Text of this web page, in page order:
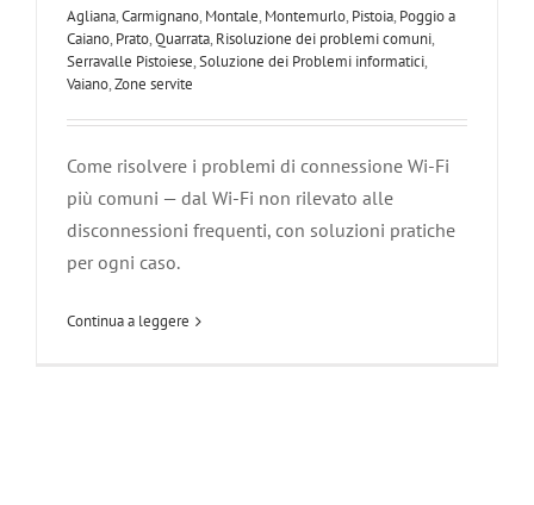
Agliana,Carmignano, Montale, Montemurlo, Pistoia, Poggio a
Caiano, Prato,Quarrata, Risoluzione dei problemi comuni,
Serravalle Pistoiese,Soluzione dei Problemi informatici,
Vaiano,Zone servite
Come risolvere i problemi di connessione Wi-Fi
più comuni — dal Wi-Fi non rilevato alle
disconnessioni frequenti, con soluzioni pratiche
per ogni caso.
Continua a leggere